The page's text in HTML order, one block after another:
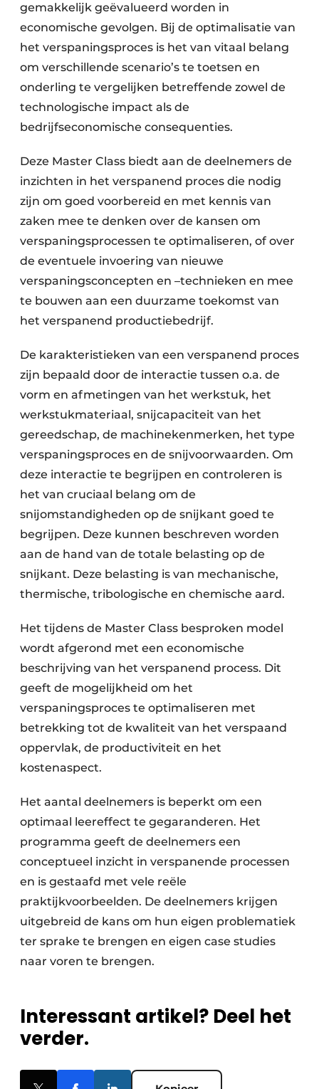
gemakkelijk geëvalueerd worden in
economische gevolgen. Bij de optimalisatie van
het verspaningsproces is het van vitaal belang
om verschillende scenario’s te toetsen en
onderling te vergelijken betreffende zowel de
technologische impact als de
bedrijfseconomische consequenties.
Deze Master Class biedt aan de deelnemers de
inzichten in het verspanend proces die nodig
zijn om goed voorbereid en met kennis van
zaken mee te denken over de kansen om
verspaningsprocessen te optimaliseren, of over
de eventuele invoering van nieuwe
verspaningsconcepten en –technieken en mee
te bouwen aan een duurzame toekomst van
het verspanend productiebedrijf.
De karakteristieken van een verspanend proces
zijn bepaald door de interactie tussen o.a. de
vorm en afmetingen van het werkstuk, het
werkstukmateriaal, snijcapaciteit van het
gereedschap, de machinekenmerken, het type
verspaningsproces en de snijvoorwaarden. Om
deze interactie te begrijpen en controleren is
het van cruciaal belang om de
snijomstandigheden op de snijkant goed te
begrijpen. Deze kunnen beschreven worden
aan de hand van de totale belasting op de
snijkant. Deze belasting is van mechanische,
thermische, tribologische en chemische aard.
Het tijdens de Master Class besproken model
wordt afgerond met een economische
beschrijving van het verspanend process. Dit
geeft de mogelijkheid om het
verspaningsproces te optimaliseren met
betrekking tot de kwaliteit van het verspaand
oppervlak, de productiviteit en het
kostenaspect.
Het aantal deelnemers is beperkt om een
optimaal leereffect te gegaranderen. Het
programma geeft de deelnemers een
conceptueel inzicht in verspanende processen
en is gestaafd met vele reële
praktijkvoorbeelden. De deelnemers krijgen
uitgebreid de kans om hun eigen problematiek
ter sprake te brengen en eigen case studies
naar voren te brengen.
Interessant artikel? Deel het
verder.